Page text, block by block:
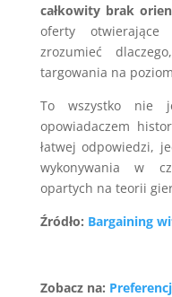
całkowity brak
oferty
zrozumieć
targowania na
To wszystko nie
opowiadaczem
łatwej odpowiedzi,
wykonywania w
opartych na teorii
Źródło: Bargaining
Zobacz na: